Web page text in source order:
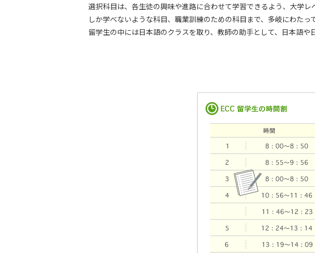
選択科目は、各生徒の興味や進路に合わせて学習できるよう、大学
しか学べないような科目、職業訓練のための科目まで、多岐にわたっ
留学生の中には日本語のクラスを取り、教師の助手として、日本語や